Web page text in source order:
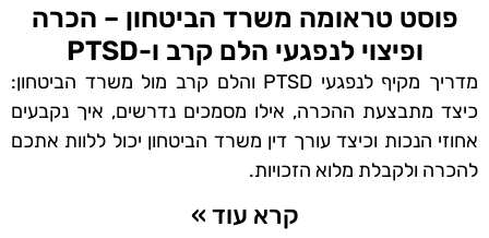
פוסט טראומה משרד הביטחון – הכרה
ופיצוי לנפגעי הלם קרב ו-PTSD
מדריך מקיף לנפגעי PTSD והלם קרב מול משרד הביטחון:
כיצד מתבצעת ההכרה, אילו מסמכים נדרשים, איך נקבעים
אחוזי הנכות וכיצד עורך דין משרד הביטחון יכול ללוות אתכם
להכרה ולקבלת מלוא הזכויות.
קרא עוד »